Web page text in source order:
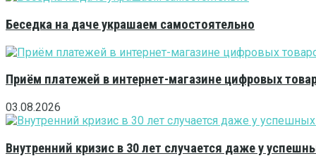
Беседка на даче украшаем самостоятельно
Приём платежей в интернет-магазине цифровых
03.08.2026
Внутренний кризис в 30 лет случается даже у